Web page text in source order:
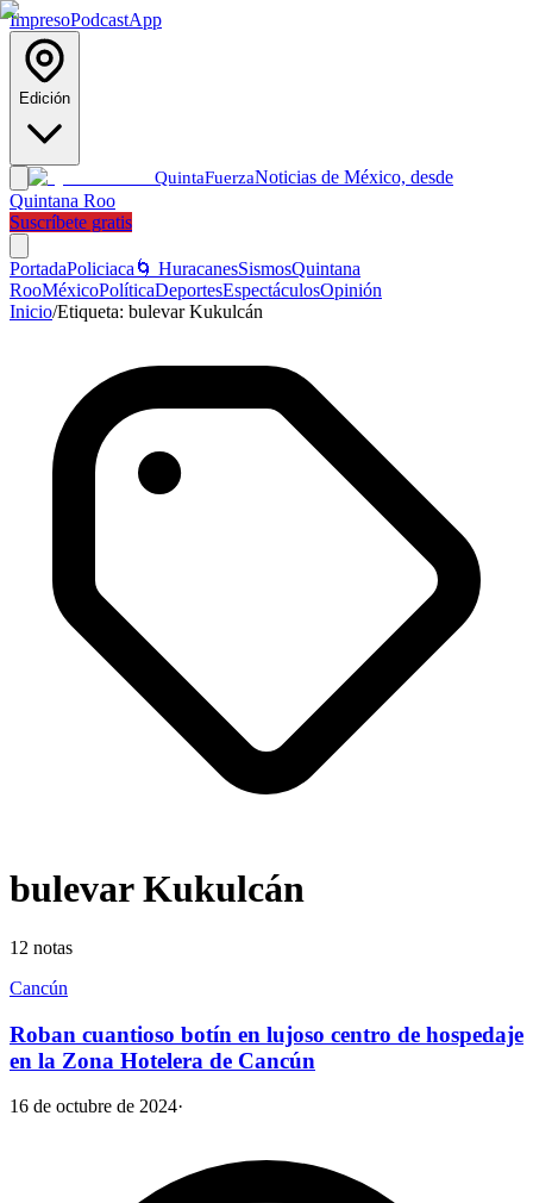
ImpresoPodcastApp
Edición
QuintaFuerzaNoticias de México, desde
Quintana Roo
Suscríbete gratis
PortadaPoliciaca 🌀 HuracanesSismosQuintana
RooMéxicoPolíticaDeportesEspectáculosOpinión
Inicio/Etiqueta: bulevar Kukulcán
bulevar Kukulcán
12 notas
Cancún
Roban cuantioso botín en lujoso centro de hospedaje
en la Zona Hotelera de Cancún
16 de octubre de 2024·